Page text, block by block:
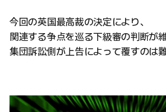
今回の英国最高裁の決定により、
関連する争点を巡る下級審の判断が
集団訴訟側が上告によって覆すのは